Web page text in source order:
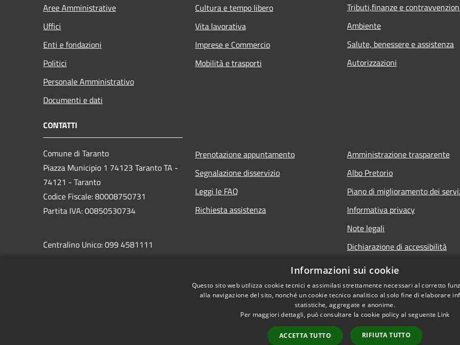
Aree Amministrative
Uffici
Enti e fondazioni
Politici
Personale Amministrativo
Documenti e dati
Cultura e tempo libero
Vita lavorativa
Imprese e Commercio
Mobilità e trasporti
Tributi,finanze e
Ambiente
Salute, benessere e assistenza
Autorizzazioni
CONTATTI
Comune di Taranto
Piazza Municipio 1 74123 Taranto TA -
74121 - Taranto
Codice Fiscale: 80008750731
Partita IVA: 00850530734
Centralino Unico: 099 4581111
protocollo.comunetaranto@pec.rupar.puglia.it
Prenotazione appuntamento
Segnalazione disservizio
Leggi le FAQ
Richiesta assistenza
Amministrazione trasparente
Albo Pretorio
Piano di miglioramento dei
Informativa privacy
Note legali
Dichiarazione di accessibilità
Informativa sulla
Copyright © 2026 •
Informazioni sui cookie
Questo sito web utilizza cookie tecnici e assimilati strettamente necessari al corretto
alla navigazione del sito, nonché un cookie tecnico analitico al solo fine di elaborare
statistiche, aggregate e anonime.
Per maggiori dettagli, può consultare la cookie policy al seguente Link
ACCETTA TUTTO RIFIUTA TUTTO